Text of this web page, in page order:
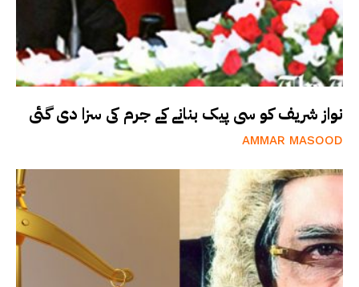
نواز شریف کو سی پیک بنانے کے جرم کی سزا دی گئی
AMMAR MASOOD